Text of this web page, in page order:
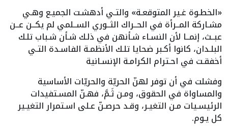
«الخطـوة غـير المتوقعـة» والتـي أدهشـت الجميـع وهـي
مشـاركة المــرأة في الحــراك الثــوري الســلمي لم يكــن عــن
عبــث، إنمــا لأن النسـاء شـأنهن في ذلـك شـأن شـباب تلـك
البلـدان، كانوا أكـبر ضحايا تلـك الأنظمـة الفاسـدة التـي
أخفقـت في احـترام الكرامـة الإنسـانية
وفشلت في أن توفر لهنّ الحريّة والحريّات الأساسية
والمساواة في الحقوق، ومـن ثَـمَّ، فهـنّ المسـتفيدات
الرئيسـيات مـن التغيـر، وقـد حرصـنّ عـلى اسـتمرار التغيـير
كل يـوم.